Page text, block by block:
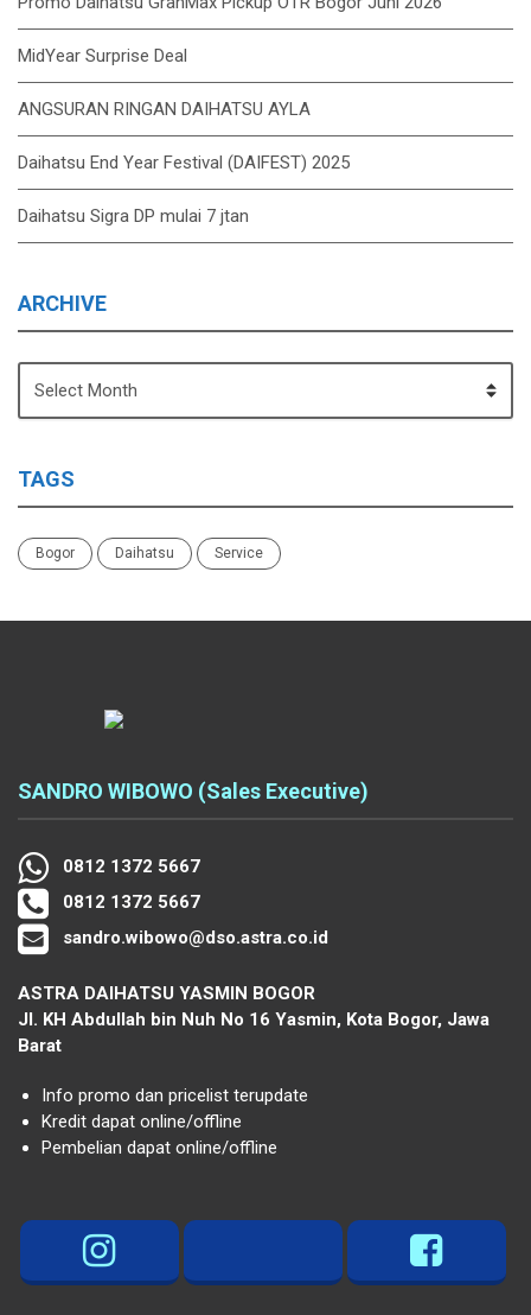
MidYear Surprise Deal
ANGSURAN RINGAN DAIHATSU AYLA
Daihatsu End Year Festival (DAIFEST) 2025
Daihatsu Sigra DP mulai 7 jtan
ARCHIVE
TAGS
Bogor Daihatsu Service
SANDRO WIBOWO (Sales Executive)
0812 1372 5667
0812 1372 5667
sandro.wibowo@dso.astra.co.id
ASTRA DAIHATSU YASMIN BOGOR
Jl. KH Abdullah bin Nuh No 16 Yasmin, Kota Bogor, Jawa
Barat
Info promo dan pricelist terupdate
Kredit dapat online/offline
Pembelian dapat online/offline